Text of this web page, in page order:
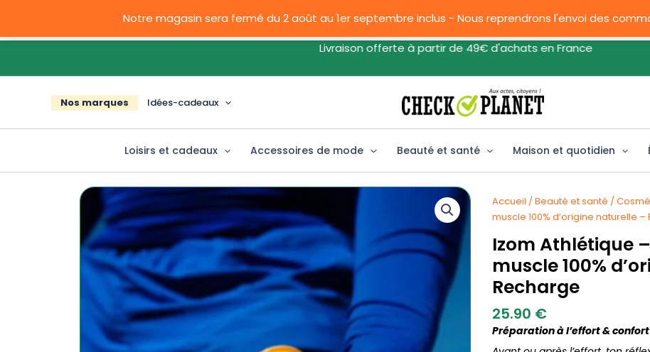
Notre magasin sera fermé du 2 août au 1er septembre inclus - Nous reprendrons l'envoi des
contenu
Livraison offerte à partir de 49€ d'achats en France
Nos marques Idées-cadeaux
Loisirs et cadeaux Accessoires de mode Beauté et santé Maison et quotidien
Accueil /Beauté et santé /
muscle 100% d’origine naturelle
Izom Athlétique
muscle 100%
Recharge
25.90 €
Préparation à l’effort &